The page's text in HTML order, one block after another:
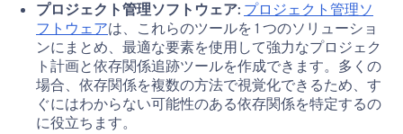
プロジェクト管理ソフトウェア: プロジェクト管理ソ
フトウェアは、これらのツールを 1 つのソリューショ
ンにまとめ、最適な要素を使用して強力なプロジェク
ト計画と依存関係追跡ツールを作成できます。多くの
場合、依存関係を複数の方法で視覚化できるため、す
ぐにはわからない可能性のある依存関係を特定するの
に役立ちます。